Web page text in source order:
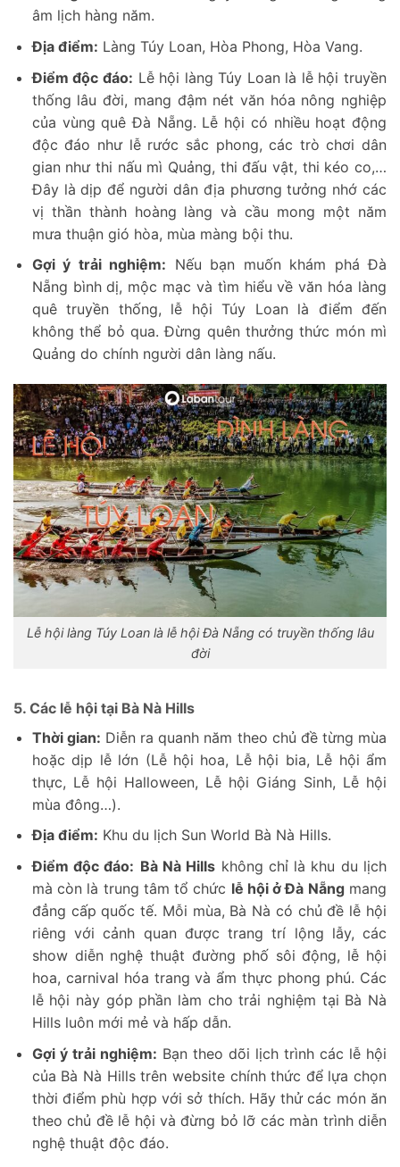
âm lịch hàng năm.
Địa điểm: Làng Túy Loan, Hòa Phong, Hòa Vang.
Điểm độc đáo: Lễ hội làng Túy Loan là lễ hội truyền
thống lâu đời, mang đậm nét văn hóa nông nghiệp
của vùng quê Đà Nẵng. Lễ hội có nhiều hoạt động
độc đáo như lễ rước sắc phong, các trò chơi dân
gian như thi nấu mì Quảng, thi đấu vật, thi kéo co,…
Đây là dịp để người dân địa phương tưởng nhớ các
vị thần thành hoàng làng và cầu mong một năm
mưa thuận gió hòa, mùa màng bội thu.
Gợi ý trải nghiệm: Nếu bạn muốn khám phá Đà
Nẵng bình dị, mộc mạc và tìm hiểu về văn hóa làng
quê truyền thống, lễ hội Túy Loan là điểm đến
không thể bỏ qua. Đừng quên thưởng thức món mì
Quảng do chính người dân làng nấu.
Lễ hội làng Túy Loan là lễ hội Đà Nẵng có truyền thống lâu
đời
5. Các lễ hội tại Bà Nà Hills
Thời gian: Diễn ra quanh năm theo chủ đề từng mùa
hoặc dịp lễ lớn (Lễ hội hoa, Lễ hội bia, Lễ hội ẩm
thực, Lễ hội Halloween, Lễ hội Giáng Sinh, Lễ hội
mùa đông…).
Địa điểm: Khu du lịch Sun World Bà Nà Hills.
Điểm độc đáo: Bà Nà Hills không chỉ là khu du lịch
mà còn là trung tâm tổ chức lễ hội ở Đà Nẵngmang
đẳng cấp quốc tế. Mỗi mùa, Bà Nà có chủ đề lễ hội
riêng với cảnh quan được trang trí lộng lẫy, các
show diễn nghệ thuật đường phố sôi động, lễ hội
hoa, carnival hóa trang và ẩm thực phong phú. Các
lễ hội này góp phần làm cho trải nghiệm tại Bà Nà
Hills luôn mới mẻ và hấp dẫn.
Gợi ý trải nghiệm: Bạn theo dõi lịch trình các lễ hội
của Bà Nà Hills trên website chính thức để lựa chọn
thời điểm phù hợp với sở thích. Hãy thử các món ăn
theo chủ đề lễ hội và đừng bỏ lỡ các màn trình diễn
nghệ thuật độc đáo.